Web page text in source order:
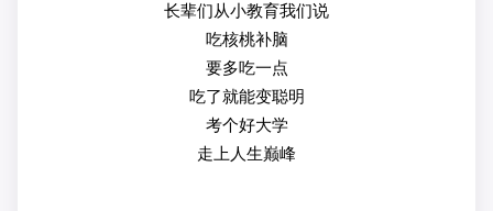
长辈们从小教育我们说
吃核桃补脑
要多吃一点
吃了就能变聪明
考个好大学
走上人生巅峰